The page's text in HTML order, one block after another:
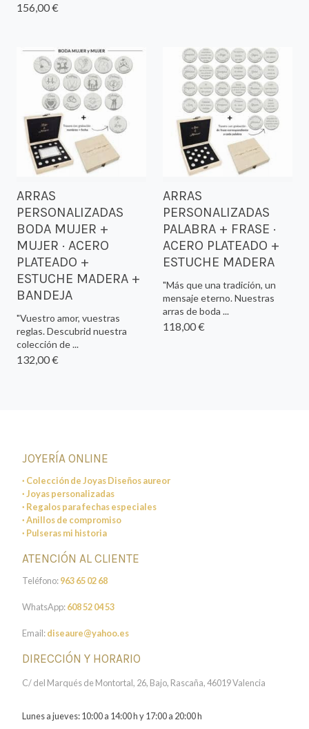
156,00 €
ARRAS
PERSONALIZADAS
BODA MUJER +
MUJER · ACERO
PLATEADO +
ESTUCHE MADERA +
BANDEJA
"Vuestro amor, vuestras
reglas. Descubrid nuestra
colección de ...
132,00 €
ARRAS
PERSONALIZADAS
PALABRA + FRASE ·
ACERO PLATEADO +
ESTUCHE MADERA
"Más que una tradición, un
mensaje eterno. Nuestras
arras de boda ...
118,00 €
JOYERÍA ONLINE
· Colección de Joyas Diseños aureor
· Joyas personalizadas
· Regalos para fechas especiales
· Anillos de compromiso
· Pulseras mi historia
ATENCIÓN AL CLIENTE
Teléfono:963 65 02 68
WhatsApp:608 52 04 53
Email:diseaure@yahoo.es
DIRECCIÓN Y HORARIO
C/ del Marqués de Montortal, 26, Bajo, Rascaña, 46019 Valencia
Lunes a jueves: 10:00 a 14:00 h y 17:00 a 20:00 h